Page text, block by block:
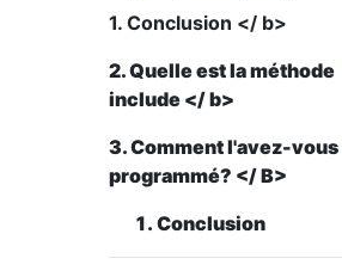
1. Conclusion </ b>
2. Quelle est la méthode
include </ b>
3. Comment l'avez-vous
programmé? </ B>
Conclusion